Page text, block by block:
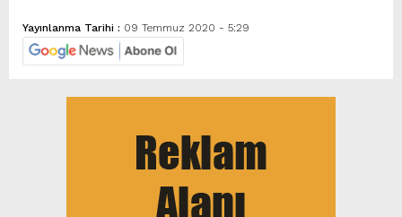
Yayınlanma Tarihi : 09 Temmuz 2020 - 5:29